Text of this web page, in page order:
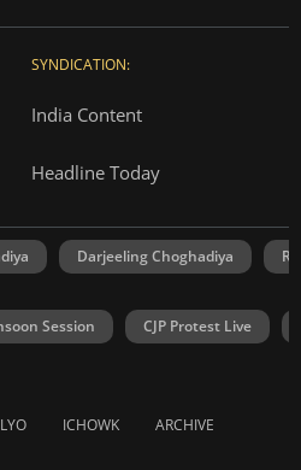
SYNDICATION:
India Content
Headline Today
Darjeeling Choghadiya
Session CJP Protest Live
ICHOWK ARCHIVE